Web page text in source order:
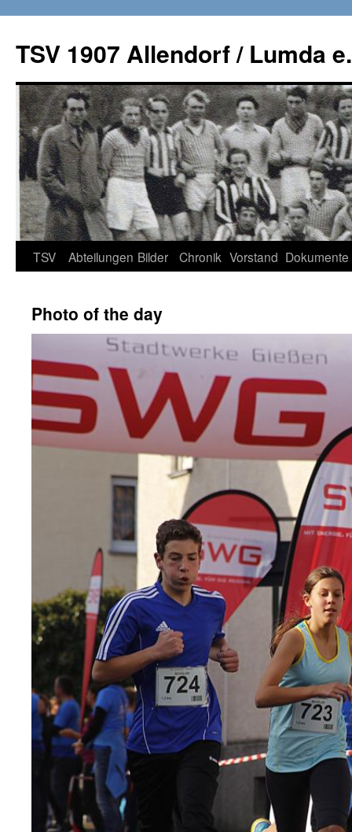
TSV 1907 Allendorf / Lumda
Zum
springen
TSV Abteilungen Bilder Chronik Vorstand Dokumente
Photo of the day